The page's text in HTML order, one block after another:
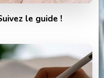
le guide !